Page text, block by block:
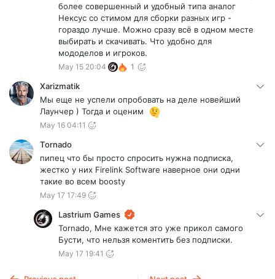
более совершенный и удобный типа аналог
Нексус со стимом для сборки разных игр -
гораздо лучше. Можно сразу всё в одном месте
выбирать и скачивать. Что удобно для
мододелов и игроков.
May 15 20:04 1
Xarizmatik
Мы еще не успели опробовать на деле новейший
Лаунчер ) Тогда и оценим
May 16 04:11
Tornado
пипец что бы просто спросить нужна подписка,
жестко у них Firelink Software наверное они одни
такие во всем boosty
May 17 17:49
Lastrium Games
Tornado, Мне кажется это уже прикол самого
Бусти, что нельзя коментить без подписки.
May 17 19:41